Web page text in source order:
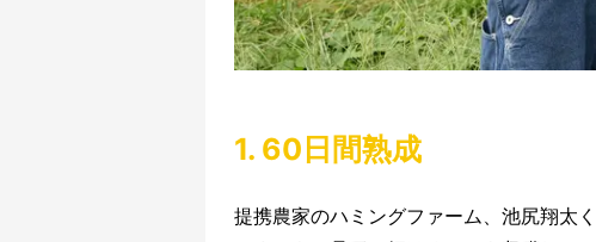
1. 60日間熟成
提携農家のハミングファーム、池尻翔太